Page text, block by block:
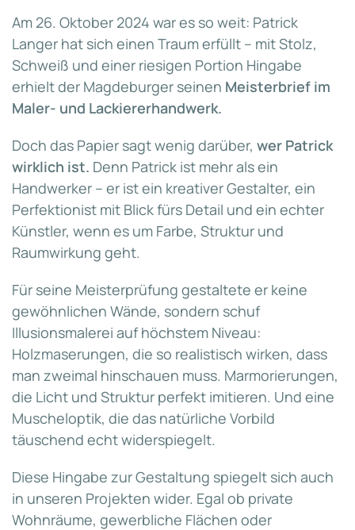
Am 26. Oktober 2024 war es so weit: Patrick
Langer hat sich einen Traum erfüllt – mit Stolz,
Schweiß und einer riesigen Portion Hingabe
erhielt der Magdeburger seinen Meisterbrief im
Maler- und Lackiererhandwerk.
Doch das Papier sagt wenig darüber, wer Patrick
wirklich ist. Denn Patrick ist mehr als ein
Handwerker – er ist ein kreativer Gestalter, ein
Perfektionist mit Blick fürs Detail und ein echter
Künstler, wenn es um Farbe, Struktur und
Raumwirkung geht.
Für seine Meisterprüfung gestaltete er keine
gewöhnlichen Wände, sondern schuf
Illusionsmalerei auf höchstem Niveau:
Holzmaserungen, die so realistisch wirken, dass
man zweimal hinschauen muss. Marmorierungen,
die Licht und Struktur perfekt imitieren. Und eine
Muscheloptik, die das natürliche Vorbild
täuschend echt widerspiegelt.
Diese Hingabe zur Gestaltung spiegelt sich auch
in unseren Projekten wider. Egal ob private
Wohnräume, gewerbliche Flächen oder